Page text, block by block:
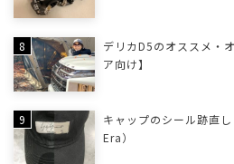
デリカD5のオススメ・
ア向け】
キャップのシール跡直
Era）